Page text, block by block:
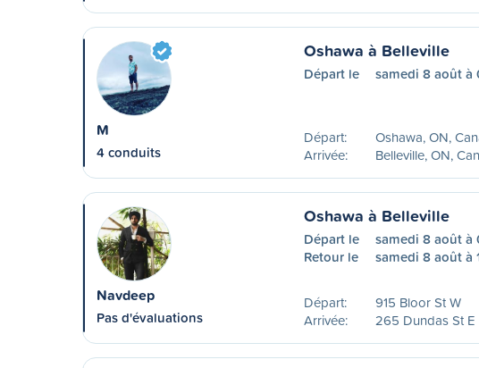
M
4 conduits
Oshawa à Belleville
Départ le samedi 8 août à
Départ:
Oshawa, ON,
Arrivée:
Belleville, ON,
Navdeep
Pas d'évaluations
Oshawa à Belleville
Départ le
samedi 8 août à
Retour le
samedi 8 août à
Départ:
915 Bloor St W
Arrivée:
265 Dundas St E